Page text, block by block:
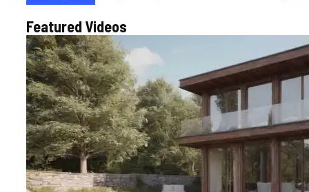
Featured Videos